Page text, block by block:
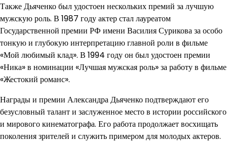
Также Дьяченко был удостоен нескольких премий за лучшую
мужскую роль. В 1987 году актер стал лауреатом
Государственной премии РФ имени Василия Сурикова за особо
тонкую и глубокую интерпретацию главной роли в фильме
«Мой любимый клад». В 1994 году он был удостоен премии
«Ника» в номинации «Лучшая мужская роль» за работу в фильме
«Жестокий романс».
Награды и премии Александра Дьяченко подтверждают его
безусловный талант и заслуженное место в истории российского
и мирового кинематографа. Его работа продолжает восхищать
поколения зрителей и служить примером для молодых актеров.